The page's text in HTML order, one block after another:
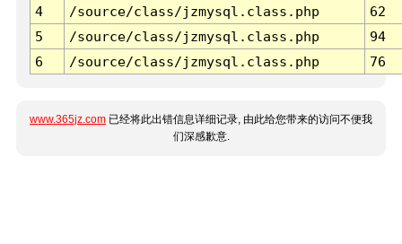
4
/source/class/jzmysql.class.php
62
5
/source/class/jzmysql.class.php
94
6
/source/class/jzmysql.class.php 76
www.365jz.com 已经将此出错信息详细记录, 由此给您带来的访问不便我
们深感歉意.